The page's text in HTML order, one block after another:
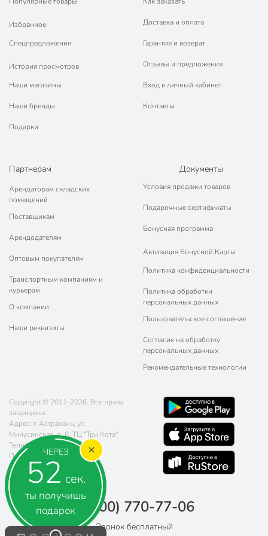
ЧЕРЕЗ
51 сек.
ты получишь
подарок
Избранное
Спецпредложения
История просмотров
Наши магазины
Наши бренды
Подарки
Доставка и оплата
Гарантия и возврат
Отзывы и предложения
Вход в личный кабинет
Контакты
Партнерам
Арендаторам складских
помещений
Поставщикам
Арендодателям
Оптовым покупателям
Транспортным компаниям и
курьерам
О компании
Наши реквизиты
Документы
Условия продажи товаров
Подарочные сертификаты
Бонусная программа
Активация Бонусной Карты
Политика конфиденциальности
Политика обработки
персональных данных
Пользовательское соглашение
Согласие на обработку
персональных данных
Рекомендательные технологии
Copyright © 2011-2026. Все права
защищены.
Адрес: г. Астрахань, ул.
Минусинская, д. 8, ТЦ "Три Кота"
Телефон:
8 (800) 770-77-06
Почта:
sales@poryadok.ru
8 (800) 770-77-06
Звонок бесплатный